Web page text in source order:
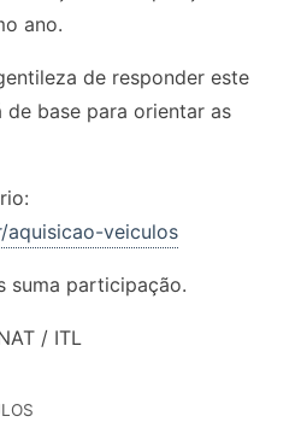
ano.
de responder este
base para orientar as
veiculos
suma participação.
/ ITL